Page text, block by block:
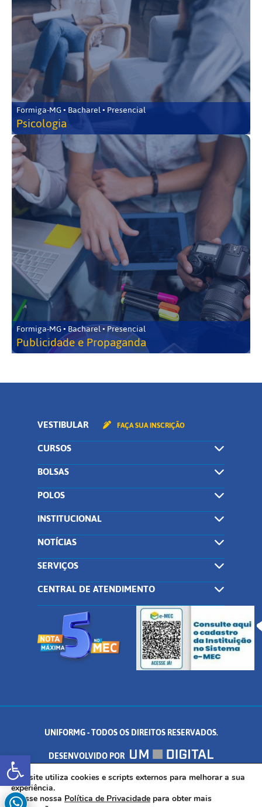
Abrir a barra de ferramentas
Formiga-MG • Bacharel • Presencial
Psicologia
Formiga-MG • Bacharel • Presencial
Publicidade e Propaganda
VESTIBULAR FAÇA SUA INSCRIÇÃO
CURSOS
BOLSAS
POLOS
INSTITUCIONAL
NOTÍCIAS
SERVIÇOS
CENTRAL DE ATENDIMENTO
UNIFORMG - TODOS OS DIREITOS RESERVADOS.
DESENVOLVIDO POR
AV. DR. ARNALDO DE SENNA, 328 - PALMEIRAS, FORMIGA/MG - CEP:
35.574.530
Este site utiliza cookies e scripts externos para melhorar a sua
experiência.
Acesse nossa Política de Privacidade para obter mais